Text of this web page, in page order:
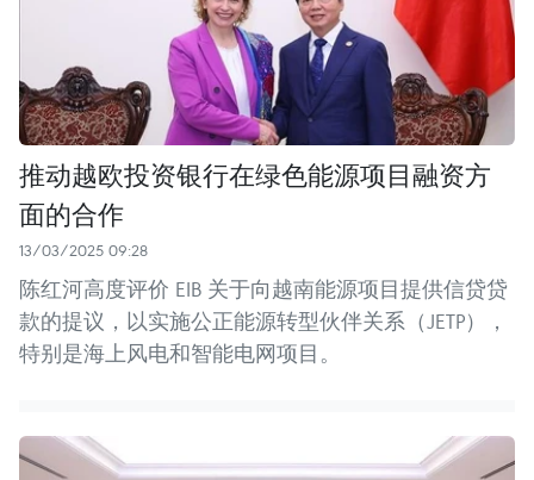
推动越欧投资银行在绿色能源项目融资方
面的合作
13/03/2025 09:28
陈红河高度评价 EIB 关于向越南能源项目提供信贷贷
款的提议，以实施公正能源转型伙伴关系（JETP），
特别是海上风电和智能电网项目。